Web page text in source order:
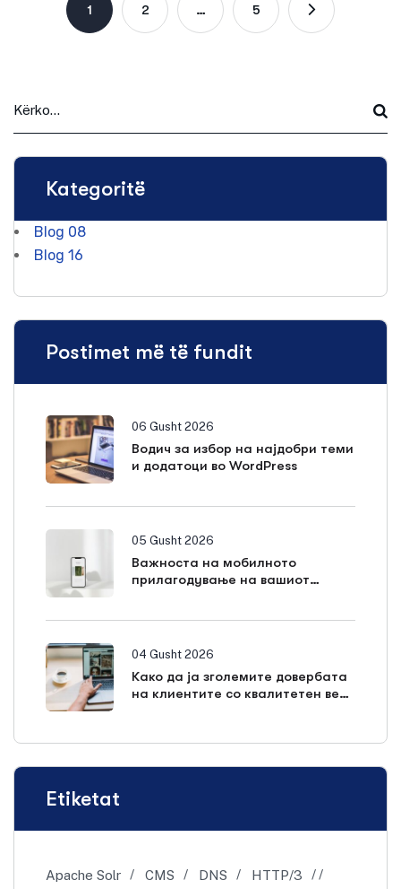
1 2 … 5
Kategoritë
Blog 08
Blog 16
Postimet më të fundit
06 Gusht 2026
Водич за избор на најдобри теми
и додатоци во WordPress
05 Gusht 2026
Важноста на мобилното
прилагодување на вашиот
04 Gusht 2026
Како да ја зголемите довербата
на клиентите со квалитетен веб
Etiketat
Apache Solr CMS DNS HTTP/3